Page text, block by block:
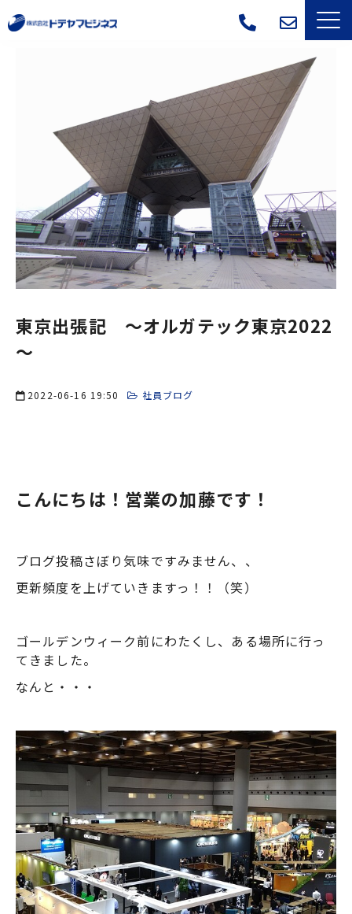
よくあるご質問
会社概要
ブログ
東京出張記 ～オルガテック東京2022
～
2022-06-16 19:50 社員ブログ
こんにちは！営業の加藤です！
ブログ投稿さぼり気味ですみません、、
更新頻度を上げていきますっ！！（笑）
ゴールデンウィーク前にわたくし、ある場所に行っ
てきました。
なんと・・・